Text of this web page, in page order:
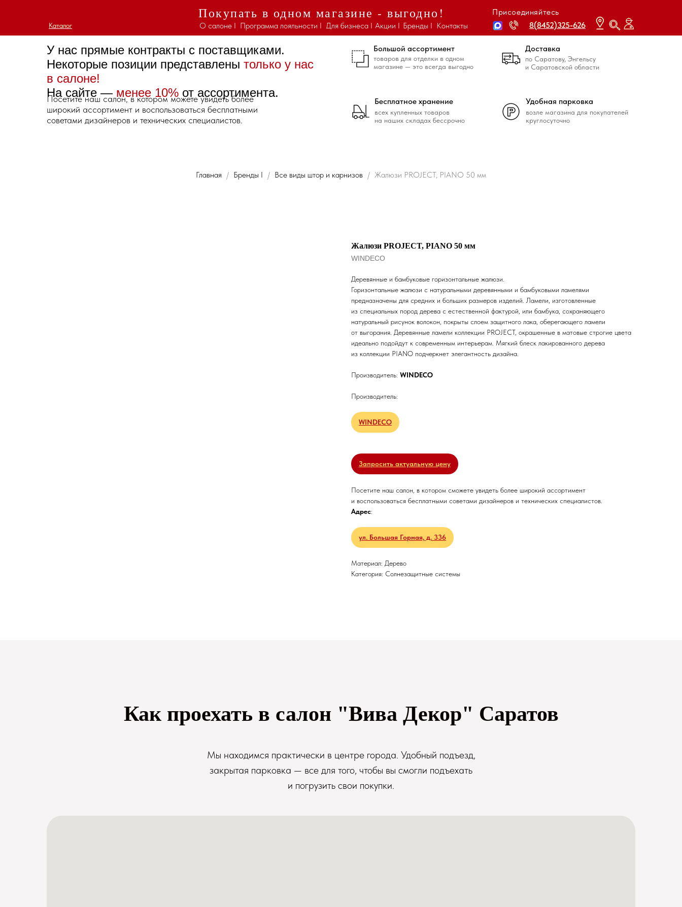
8(8452)325-626
8(8452)325-626
Покупать в одном магазине - выгодно!
Контакты
Бренды I
Акции I
Для бизнеса I
Присоединяйтесь
Каталог
Каталог Программа лояльности I
О салоне I
возле магазина для покупателей
круглосуточно
Удобная парковка
всех купленных товаров
на наших складах бессрочно
Бесплатное хранение
товаров для отделки в одном
магазине — это всегда выгодно
Большой ассортимент
по Саратову, Энгельсу
и Саратовской области
Доставка
У нас прямые контракты с поставщиками.
Некоторые позиции представлены только у нас
в салоне!
На сайте — менее 10% от ассортимента.
Посетите наш салон, в котором можете увидеть более
широкий ассортимент и воспользоваться бесплатными
советами дизайнеров и технических специалистов.
Главная Бренды I Все виды штор и карнизов Жалюзи PROJECT, PIANO 50 мм
Жалюзи PROJECT, PIANO 50 мм
WINDECO
Деревянные и бамбуковые горизонтальные жалюзи.
Горизонтальные жалюзи с натуральными деревянными и бамбуковыми ламелями
предназначены для средних и больших размеров изделий. Ламели, изготовленные
из специальных пород дерева с естественной фактурой, или бамбука, сохраняющего
натуральный рисунок волокон, покрыты слоем защитного лака, оберегающего ламели
от выгорания. Деревянные ламели коллекции PROJECT, окрашенные в матовые строгие цвета
идеально подойдут к современным интерьерам. Мягкий блеск лакированного дерева
из коллекции PIANO подчеркнет элегантность дизайна.
Производитель: WINDECO
Производитель:
WINDECO
Запросить актуальную цену
Посетите наш салон, в котором сможете увидеть более широкий ассортимент
и воспользоваться бесплатными советами дизайнеров и технических специалистов.
Адрес:
ул. Большая Горная, д. 336
Материал: Дерево
Категория: Солнезащитные системы
Как проехать в салон "Вива Декор" Саратов
Мы находимся практически в центре города. Удобный подъезд,
закрытая парковка — все для того, чтобы вы смогли подъехать
и погрузить свои покупки.